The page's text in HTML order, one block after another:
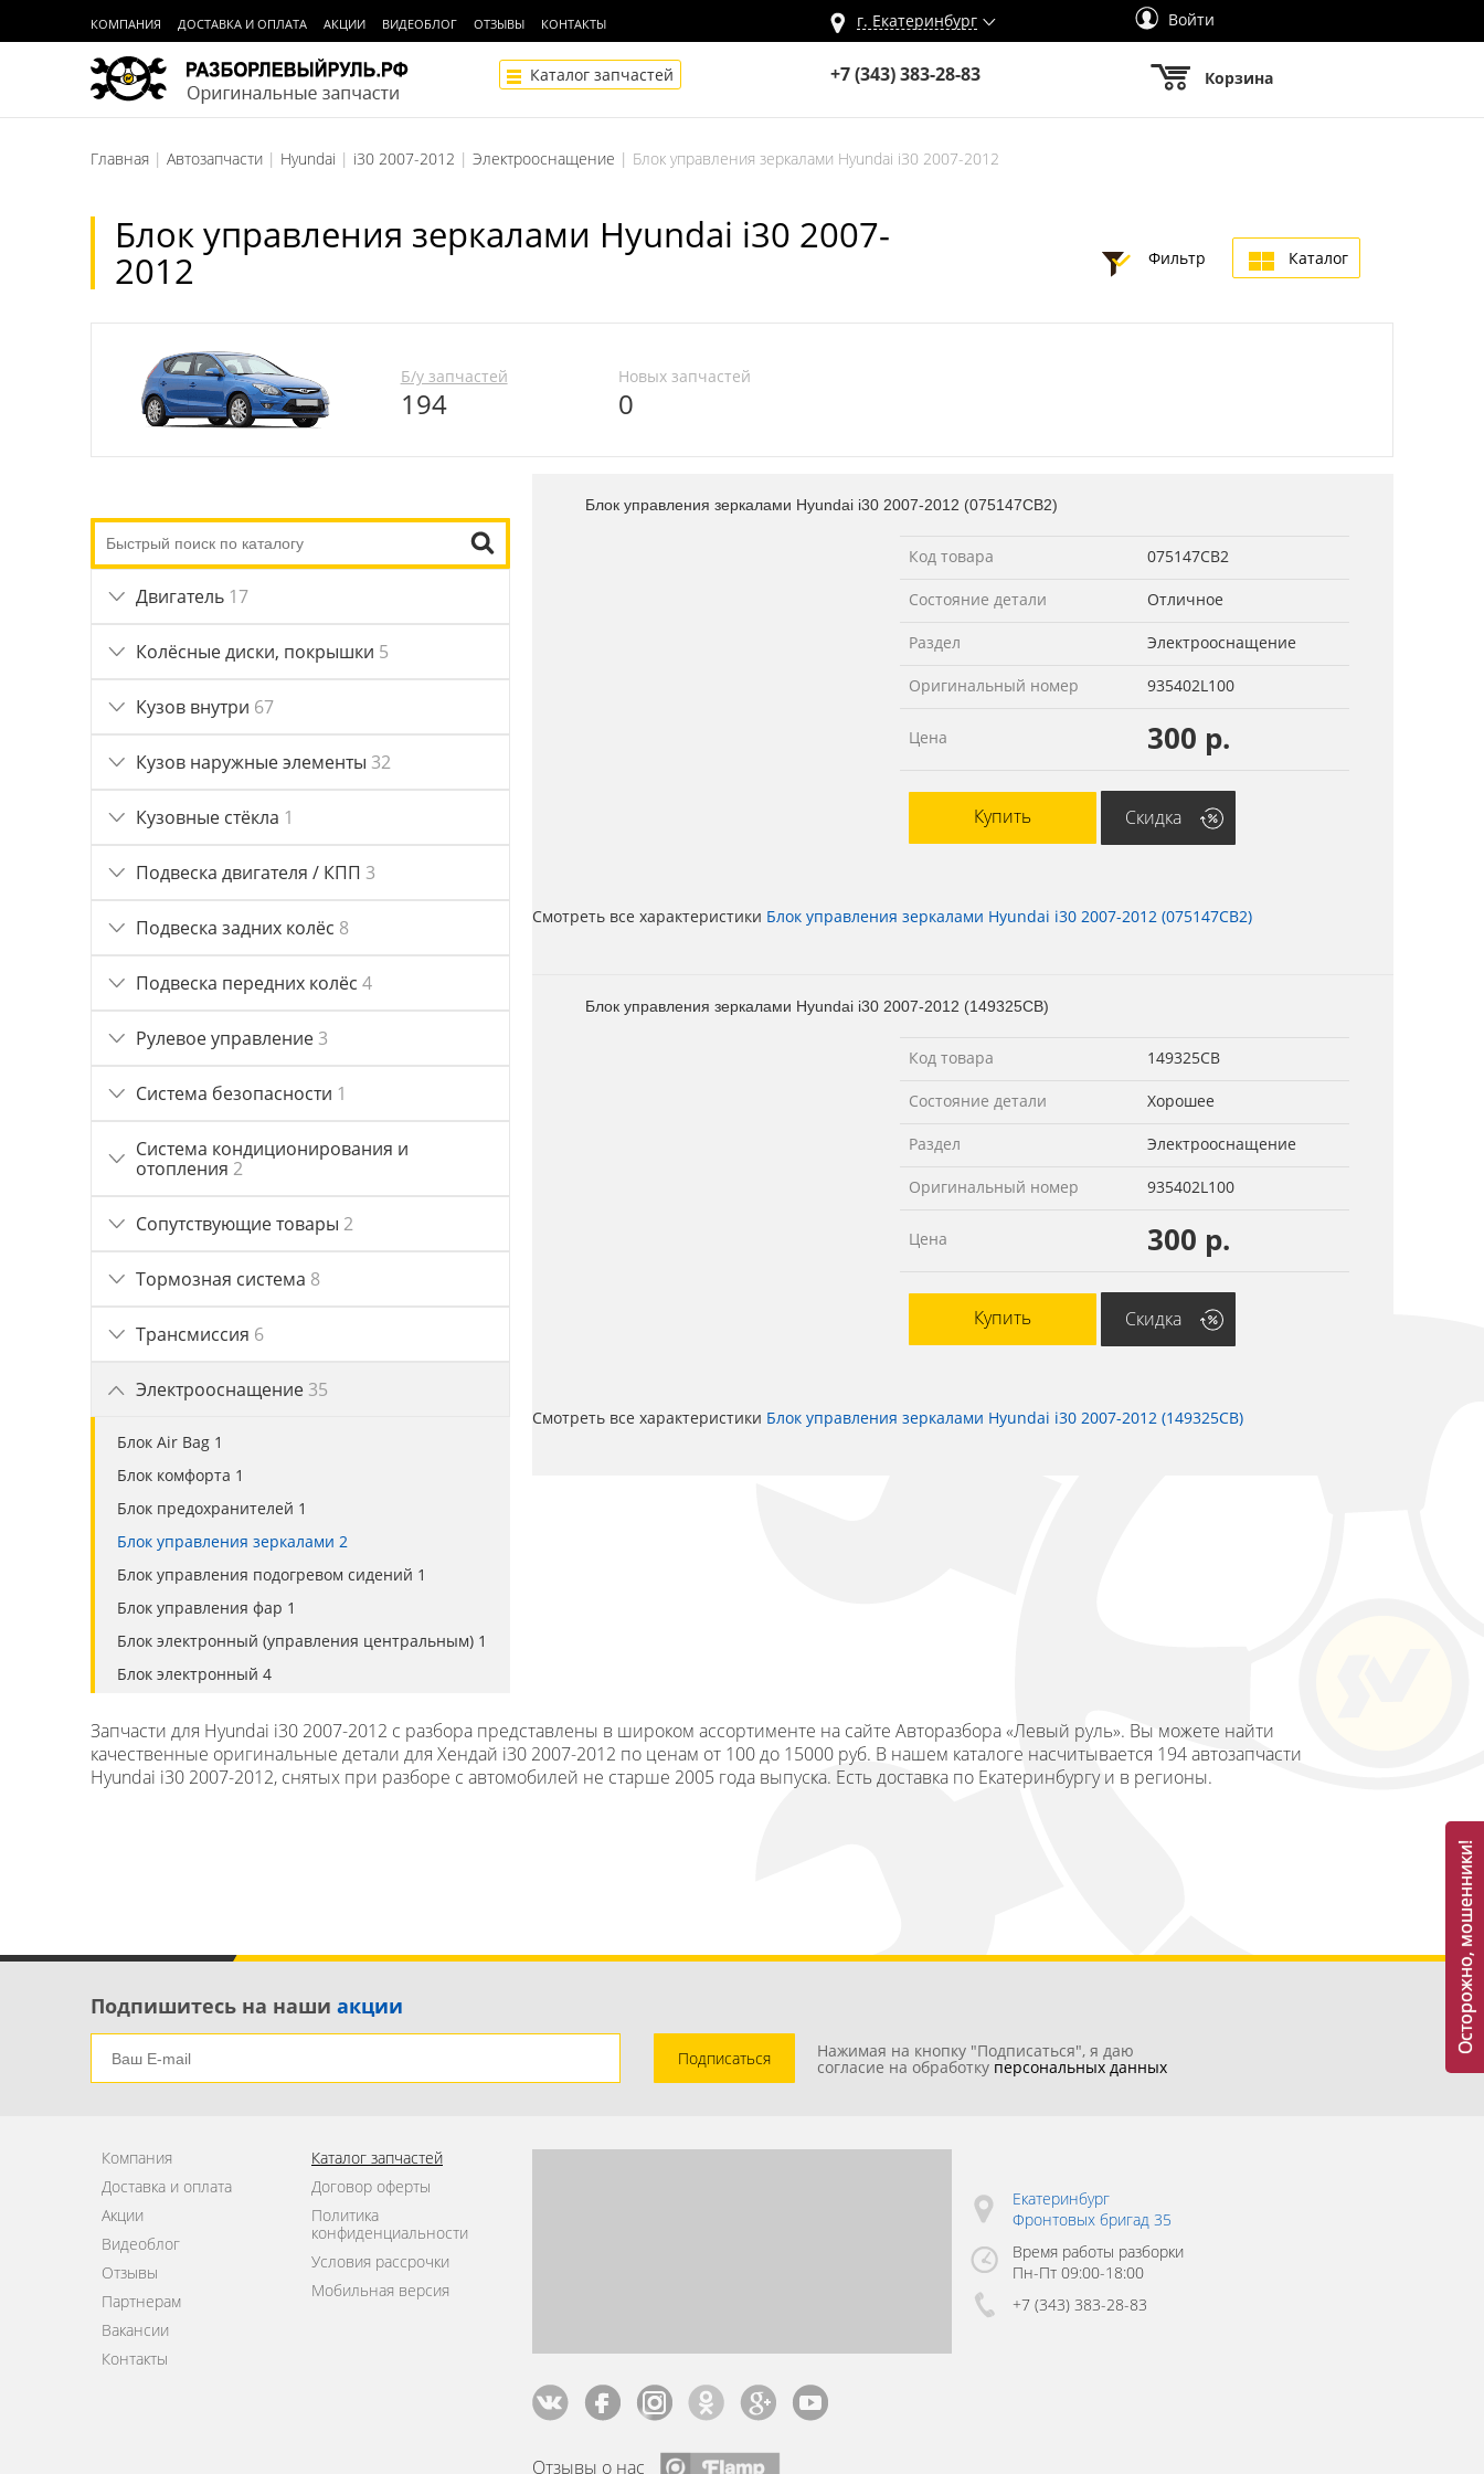
КОМПАНИЯ ДОСТАВКА И ОПЛАТА АКЦИИ ВИДЕОБЛОГ ОТЗЫВЫ КОНТАКТЫ г. Екатеринбург Войти
Каталог запчастей +7 (343) 383-28-83 Корзина
Главная Автозапчасти Hyundai i30 2007-2012 Электрооснащение Блок управления зеркалами Hyundai i30 2007-2012
Блок управления зеркалами Hyundai i30 2007-
2012 Фильтр Каталог
Б/у запчастей
194
Новых запчастей
0
Двигатель 17
Колёсные диски, покрышки 5
Кузов внутри 67
Кузов наружные элементы 32
Кузовные стёкла 1
Подвеска двигателя / КПП 3
Подвеска задних колёс 8
Подвеска передних колёс 4
Рулевое управление 3
Система безопасности 1
Система кондиционирования и
отопления 2
Сопутствующие товары 2
Тормозная система 8
Трансмиссия 6
Электрооснащение 35
Блок Air Bag 1
Блок комфорта 1
Блок предохранителей 1
Блок управления зеркалами 2
Блок управления подогревом сидений 1
Блок управления фар 1
Блок электронный (управления центральным) 1
Блок электронный 4
Датчик 2
Датчик кислородный Lambdasonde 1
Переключатель поворотов подрулевой 1
Переключатель стеклоочистителей подрулевой 1
Проводка (коса) 1
Проводка двери передней правой 1
Проводка салонная (коса) 1
Резистор отопителя 1
Реле 1
Блок управления зеркалами Hyundai i30 2007-2012 (075147СВ2)
Код товара 075147СВ2
Состояние детали Отличное
Раздел Электрооснащение
Оригинальный номер 935402L100
Цена 300 р.
Купить Скидка
Смотреть все характеристики Блок управления зеркалами Hyundai i30 2007-2012 (075147СВ2)
Блок управления зеркалами Hyundai i30 2007-2012 (149325СВ)
Код товара 149325СВ
Состояние детали Хорошее
Раздел Электрооснащение
Оригинальный номер 935402L100
Цена 300 р.
Купить Скидка
Смотреть все характеристики Блок управления зеркалами Hyundai i30 2007-2012 (149325СВ)
Запчасти для Hyundai i30 2007-2012 с разбора представлены в широком ассортименте на сайте Авторазбора «Левый руль». Вы можете найти
качественные оригинальные детали для Хендай i30 2007-2012 по ценам от 100 до 15000 руб. В нашем каталоге насчитывается 194 автозапчасти
Hyundai i30 2007-2012, снятых при разборе с автомобилей не старше 2005 года выпуска. Есть доставка по Екатеринбургу и в регионы.
Подпишитесь на наши акции
Подписаться Нажимая на кнопку "Подписаться", я даю
согласие на обработку персональных данных
Компания
Доставка и оплата
Акции
Видеоблог
Отзывы
Партнерам
Вакансии
Контакты
Каталог запчастей
Договор оферты
Политика
конфиденциальности
Условия рассрочки
Мобильная версия
Отзывы о нас
Екатеринбург
Фронтовых бригад 35
Время работы разборки
Пн-Пт 09:00-18:00
+7 (343) 383-28-83
Осторожно, мошенники!